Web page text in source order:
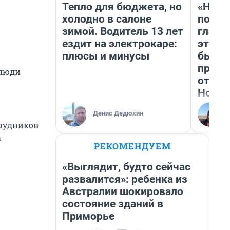
Тепло для бюджета, но
холодно в салоне
зимой. Водитель 13 лет
ездит на электрокаре:
плюсы и минусы
Денис Дедюхин
этого
бьет
РЕКОМЕНДУЕМ
«Выглядит, будто сейчас
развалится»: ребенка из
Австралии шокировало
состояние зданий в
Приморье